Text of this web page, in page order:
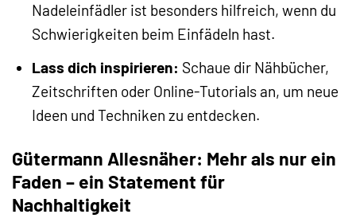
Nadeleinfädler ist besonders hilfreich, wenn du
Schwierigkeiten beim Einfädeln hast.
Lass dich inspirieren: Schaue dir Nähbücher,
Zeitschriften oder Online-Tutorials an, um neue
Ideen und Techniken zu entdecken.
Gütermann Allesnäher: Mehr als nur ein
Faden – ein Statement für
Nachhaltigkeit